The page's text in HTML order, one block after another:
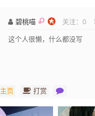
碧桃喵 关注： 0
这个人很懒，什么都没写
主页 打赏